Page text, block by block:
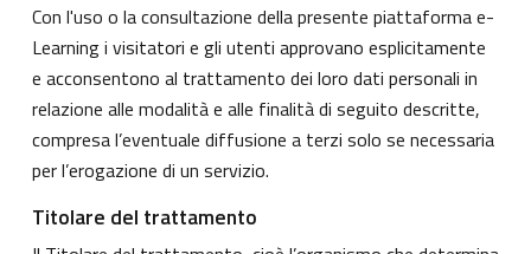
Con l'uso o la consultazione della presente piattaforma e-
Learning i visitatori e gli utenti approvano esplicitamente
e acconsentono al trattamento dei loro dati personali in
relazione alle modalità e alle finalità di seguito descritte,
compresa l’eventuale diffusione a terzi solo se necessaria
per l’erogazione di un servizio.
Titolare del trattamento